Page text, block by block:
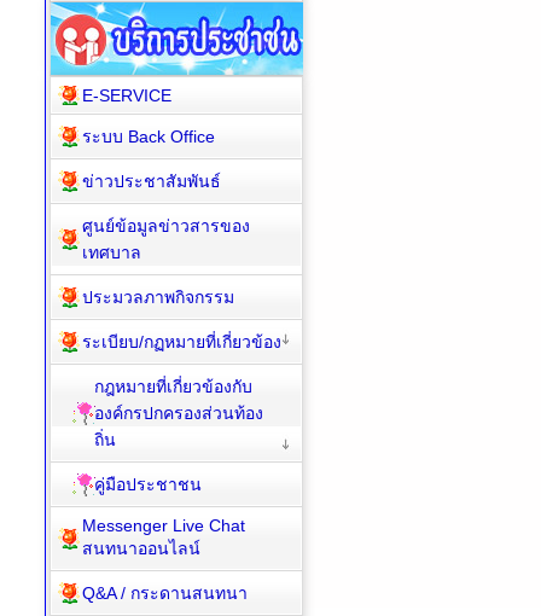
E-SERVICE
ระบบ Back Office
ข่าวประชาสัมพันธ์
ศูนย์ข้อมูลข่าวสารของ
เทศบาล
ประมวลภาพกิจกรรม
ระเบียบ/กฏหมายที่เกี่ยวข้อง
กฎหมายที่เกี่ยวข้องกับ
องค์กรปกครองส่วนท้อง
ถิ่น
คู่มือประชาชน
Messenger Live Chat
สนทนาออนไลน์
Q&A / กระดานสนทนา